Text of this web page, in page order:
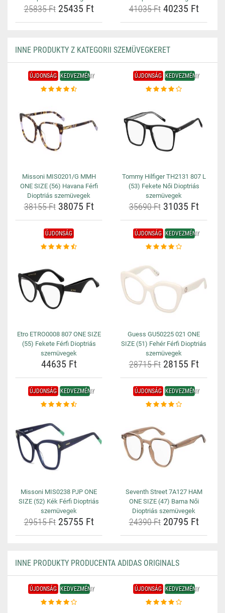
25835 Ft25435 Ft 41035 Ft40235 Ft
INNE PRODUKTY Z KATEGORII SZEMÜVEGKERET
ÚJDONSÁG KEDVEZMÉNY
Missoni MIS0201/G MMH
ONE SIZE (56) Havana Férfi
Dioptriás szemüvegek
38155 Ft38075 Ft
ÚJDONSÁG KEDVEZMÉNY
Tommy Hilfiger TH2131 807 L
(53) Fekete Női Dioptriás
szemüvegek
35690 Ft31035 Ft
ÚJDONSÁG
Etro ETRO0008 807 ONE SIZE
(55) Fekete Férfi Dioptriás
szemüvegek
44635 Ft
ÚJDONSÁG KEDVEZMÉNY
Guess GU50225 021 ONE
SIZE (51) Fehér Férfi Dioptriás
szemüvegek
28715 Ft28155 Ft
ÚJDONSÁG KEDVEZMÉNY
Missoni MIS0238 PJP ONE
SIZE (52) Kék Férfi Dioptriás
szemüvegek
29515 Ft25755 Ft
ÚJDONSÁG KEDVEZMÉNY
Seventh Street 7A127 HAM
ONE SIZE (47) Barna Női
Dioptriás szemüvegek
24390 Ft20795 Ft
INNE PRODUKTY PRODUCENTA ADIDAS ORIGINALS
ÚJDONSÁG KEDVEZMÉNY ÚJDONSÁG KEDVEZMÉNY